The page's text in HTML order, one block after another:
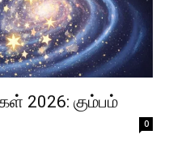
2026: கும்பம்
0